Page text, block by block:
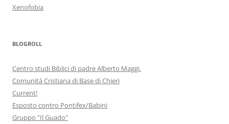
Xenofobia
BLOGROLL
Centro studi Biblici di padre Alberto Maggi.
Comunità Cristiana di Base di Chieri
Current!
Esposto contro Pontifex/Babini
Gruppo "Il Guado"